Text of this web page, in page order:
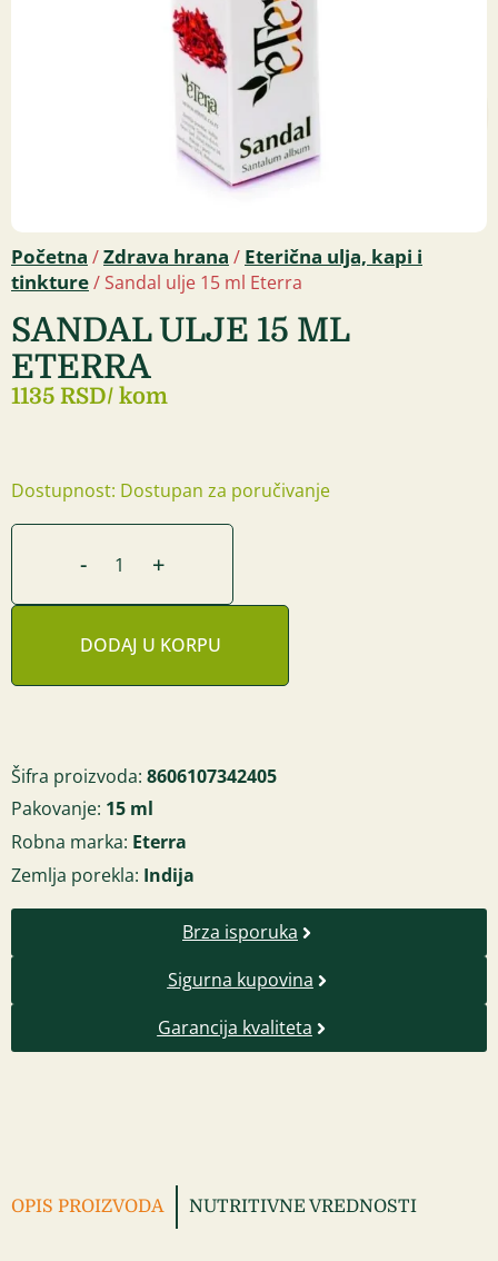
Početna /Zdrava hrana / Eterična ulja, kapi i
tinkture/ Sandal ulje 15 ml Eterra
SANDAL ULJE 15 ML
ETERRA
1135 RSD/ kom
Dostupnost: Dostupan za poručivanje
- +
DODAJ U KORPU
Šifra proizvoda: 8606107342405
Pakovanje: 15 ml
Robna marka: Eterra
Zemlja porekla: Indija
Brza isporuka
Sigurna kupovina
Garancija kvaliteta
OPIS PROIZVODA NUTRITIVNE VREDNOSTI